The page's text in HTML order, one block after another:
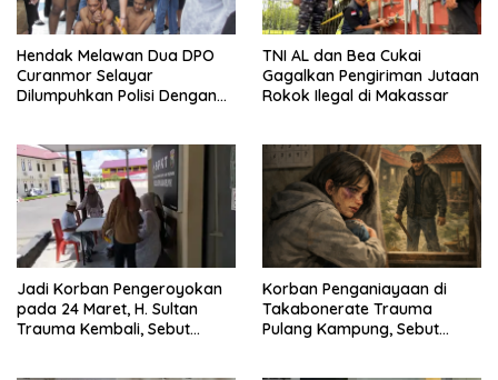
Hendak Melawan Dua DPO
Curanmor Selayar
Dilumpuhkan Polisi Dengan
TNI AL dan Bea Cukai
Gagalkan Pengiriman Jutaan
Rokok Ilegal di Makassar
Jadi Korban Pengeroyokan
pada 24 Maret, H. Sultan
Trauma Kembali, Sebut
Korban Penganiayaan di
Takabonerate Trauma
Pulang Kampung, Sebut